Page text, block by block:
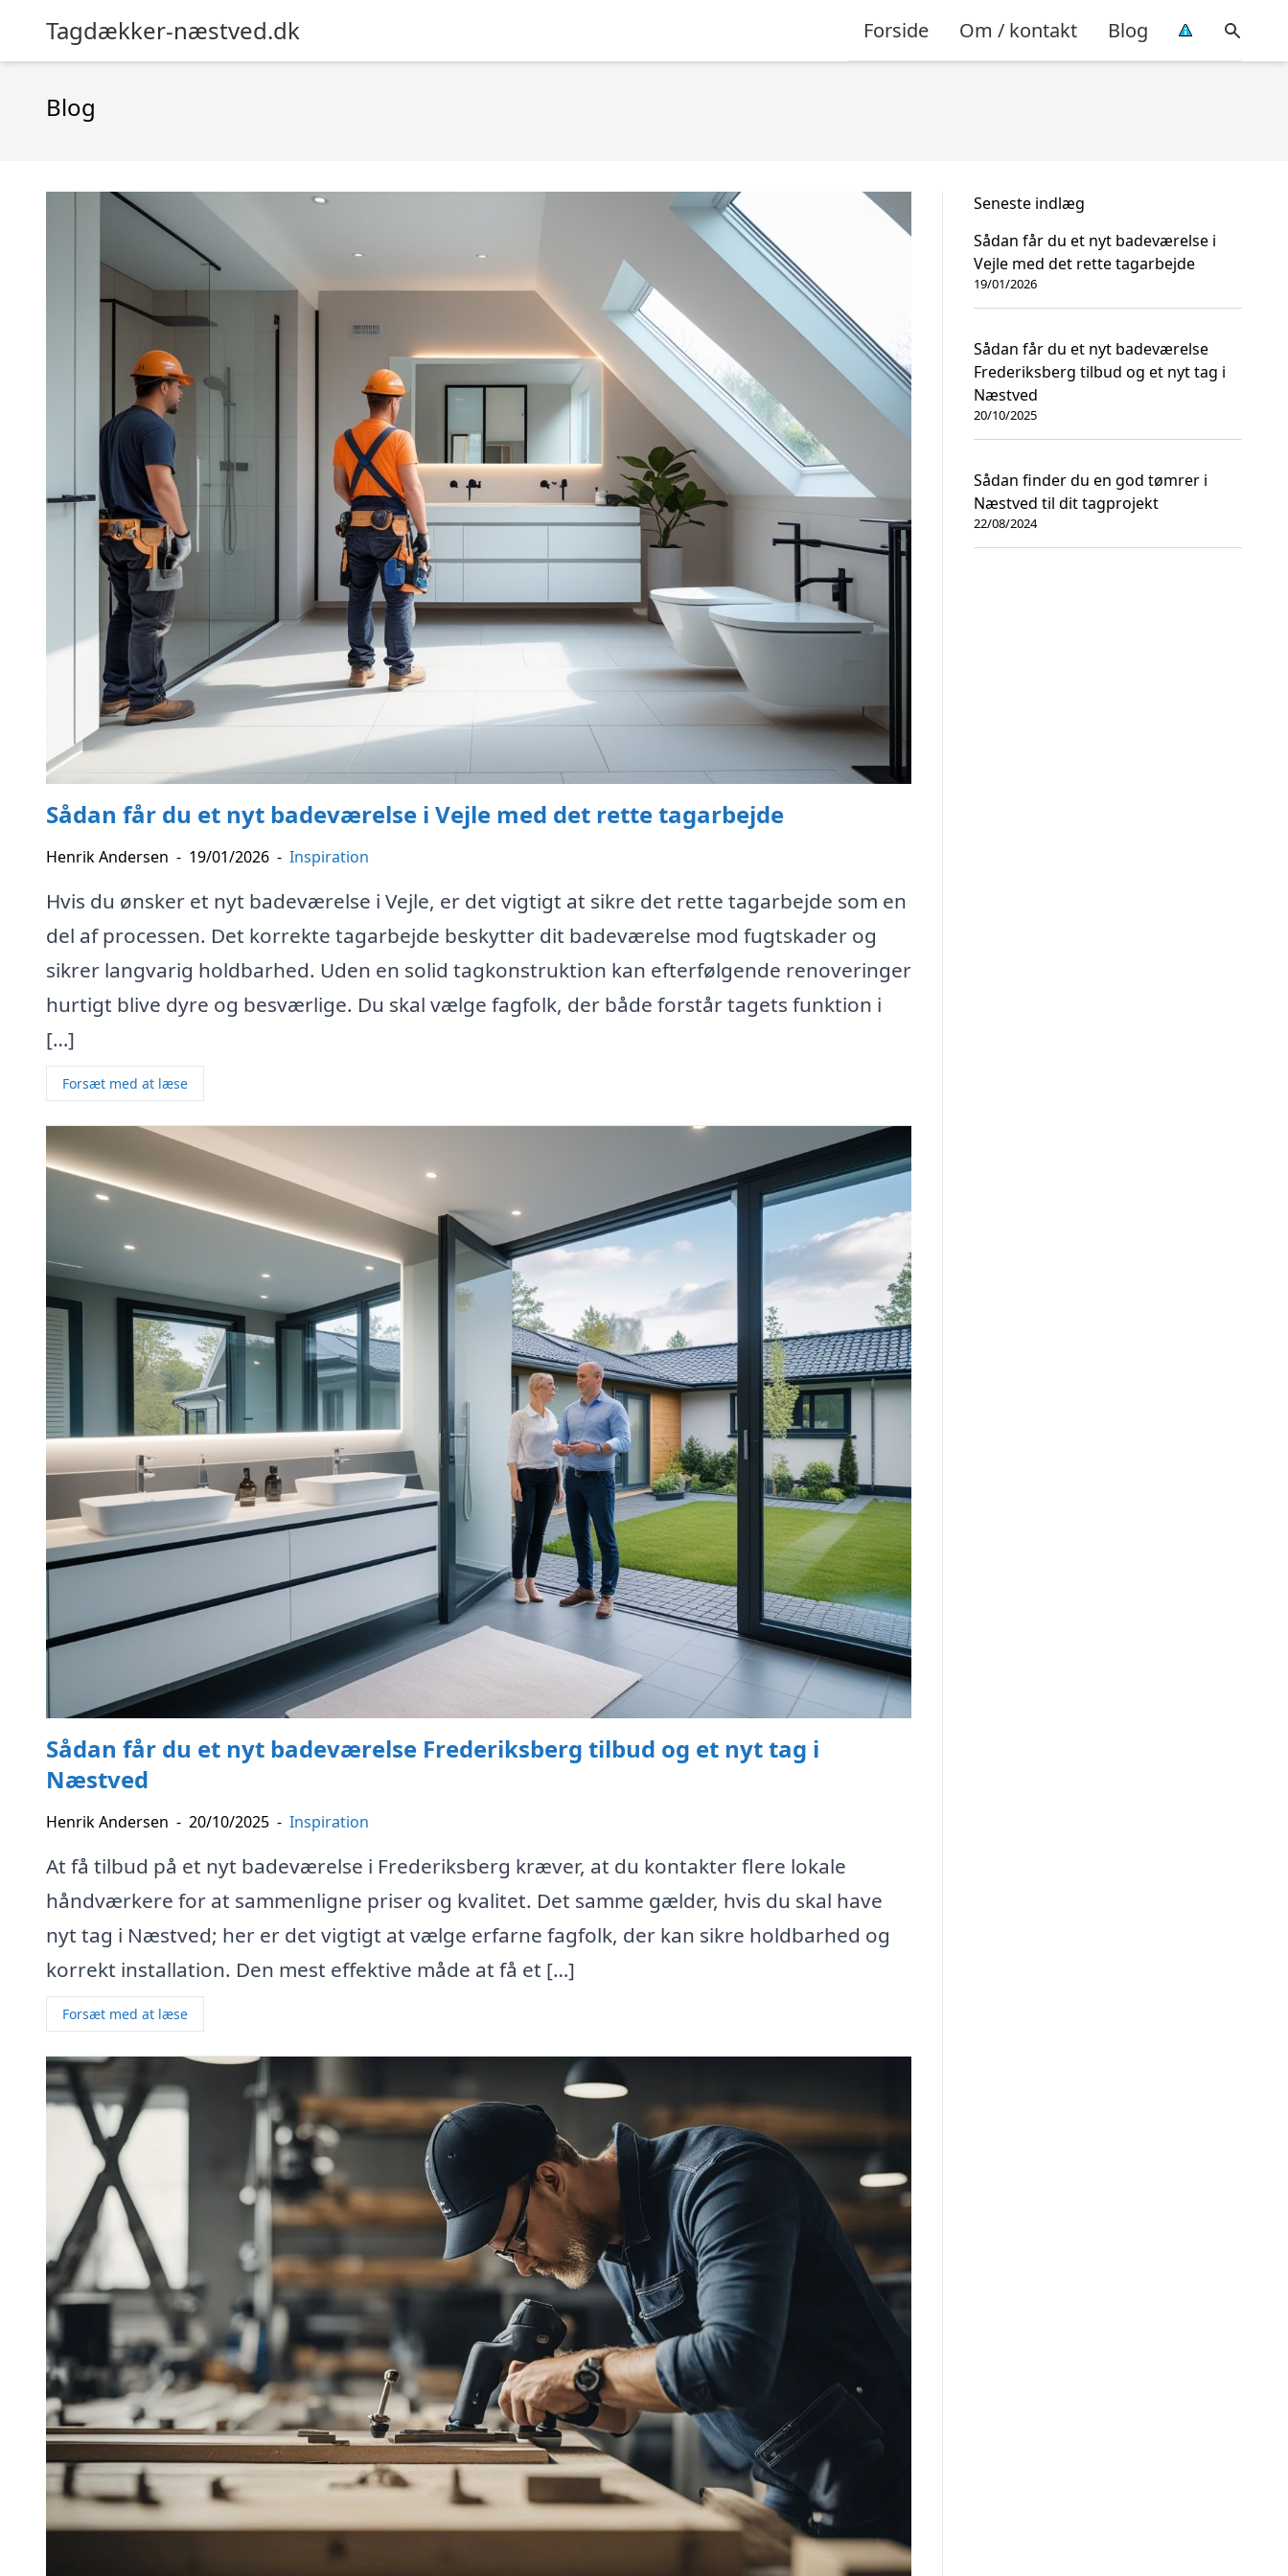
Tagdækker-næstved.dk Forside Om / kontakt Blog
Blog
Sådan får du et nyt badeværelse i Vejle med det rette tagarbejde
Henrik Andersen - 19/01/2026 - Inspiration
Hvis du ønsker et nyt badeværelse i Vejle, er det vigtigt at sikre det rette tagarbejde som en
del af processen. Det korrekte tagarbejde beskytter dit badeværelse mod fugtskader og
sikrer langvarig holdbarhed. Uden en solid tagkonstruktion kan efterfølgende renoveringer
hurtigt blive dyre og besværlige. Du skal vælge fagfolk, der både forstår tagets funktion i
[…]
Forsæt med at læse
Sådan får du et nyt badeværelse Frederiksberg tilbud og et nyt tag i
Næstved
Henrik Andersen - 20/10/2025 - Inspiration
At få tilbud på et nyt badeværelse i Frederiksberg kræver, at du kontakter flere lokale
håndværkere for at sammenligne priser og kvalitet. Det samme gælder, hvis du skal have
nyt tag i Næstved; her er det vigtigt at vælge erfarne fagfolk, der kan sikre holdbarhed og
korrekt installation. Den mest effektive måde at få et […]
Forsæt med at læse
Seneste indlæg
Sådan får du et nyt badeværelse i
Vejle med det rette tagarbejde
19/01/2026
Sådan får du et nyt badeværelse
Frederiksberg tilbud og et nyt tag i
Næstved
20/10/2025
Sådan finder du en god tømrer i
Næstved til dit tagprojekt
22/08/2024